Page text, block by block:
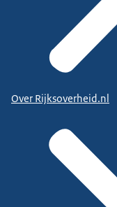
Over Rijksoverheid.nl